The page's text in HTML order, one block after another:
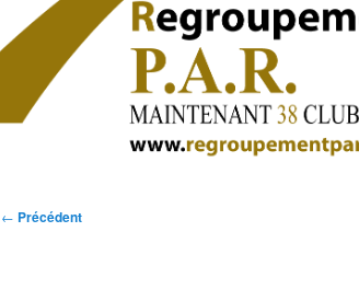
Navigation
← Précédent